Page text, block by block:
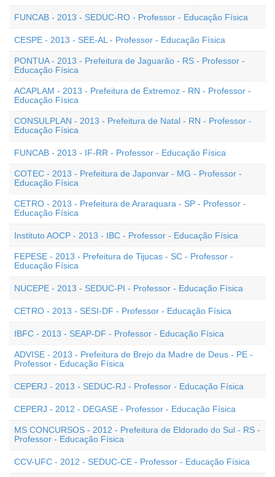
FUNCAB - 2013 - SEDUC-RO - Professor - Educação Física
CESPE - 2013 - SEE-AL - Professor - Educação Física
PONTUA - 2013 - Prefeitura de Jaguarão - RS - Professor -
Educação Física
ACAPLAM - 2013 - Prefeitura de Extremoz - RN - Professor -
Educação Física
CONSULPLAN - 2013 - Prefeitura de Natal - RN - Professor -
Educação Física
FUNCAB - 2013 - IF-RR - Professor - Educação Física
COTEC - 2013 - Prefeitura de Japonvar - MG - Professor -
Educação Física
CETRO - 2013 - Prefeitura de Araraquara - SP - Professor -
Educação Física
Instituto AOCP - 2013 - IBC - Professor - Educação Física
FEPESE - 2013 - Prefeitura de Tijucas - SC - Professor -
Educação Física
NUCEPE - 2013 - SEDUC-PI - Professor - Educação Física
CETRO - 2013 - SESI-DF - Professor - Educação Física
IBFC - 2013 - SEAP-DF - Professor - Educação Física
ADVISE - 2013 - Prefeitura de Brejo da Madre de Deus - PE -
Professor - Educação Física
CEPERJ - 2013 - SEDUC-RJ - Professor - Educação Física
CEPERJ - 2012 - DEGASE - Professor - Educação Física
MS CONCURSOS - 2012 - Prefeitura de Eldorado do Sul - RS -
Professor - Educação Física
CCV-UFC - 2012 - SEDUC-CE - Professor - Educação Física